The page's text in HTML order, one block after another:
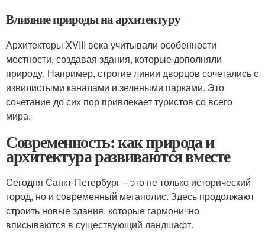
Влияние природы на архитектуру
Архитекторы XVIII века учитывали особенности
местности, создавая здания, которые дополняли
природу. Например, строгие линии дворцов сочетались с
извилистыми каналами и зелеными парками. Это
сочетание до сих пор привлекает туристов со всего
мира.
Современность: как природа и
архитектура развиваются вместе
Сегодня Санкт-Петербург – это не только исторический
город, но и современный мегаполис. Здесь продолжают
строить новые здания, которые гармонично
вписываются в существующий ландшафт.